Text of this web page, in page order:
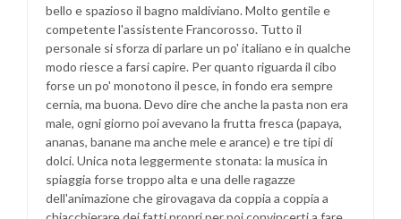
bello e spazioso il bagno maldiviano. Molto gentile e
competente l'assistente Francorosso. Tutto il
personale si sforza di parlare un po' italiano e in qualche
modo riesce a farsi capire. Per quanto riguarda il cibo
forse un po' monotono il pesce, in fondo era sempre
cernia, ma buona. Devo dire che anche la pasta non era
male, ogni giorno poi avevano la frutta fresca (papaya,
ananas, banane ma anche mele e arance) e tre tipi di
dolci. Unica nota leggermente stonata: la musica in
spiaggia forse troppo alta e una delle ragazze
dell'animazione che girovagava da coppia a coppia a